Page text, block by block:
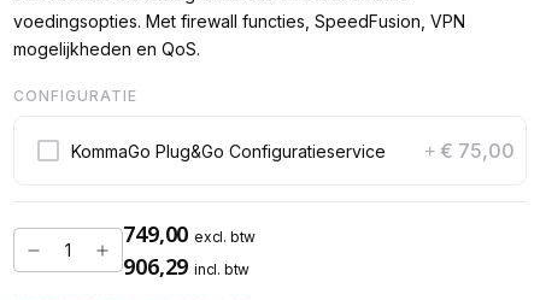
voedingsopties. Met firewall functies, SpeedFusion, VPN
mogelijkheden en QoS.
CONFIGURATIE
KommaGo Plug&Go Configuratieservice + € 75,00
749,00 excl. btw
906,29 incl. btw